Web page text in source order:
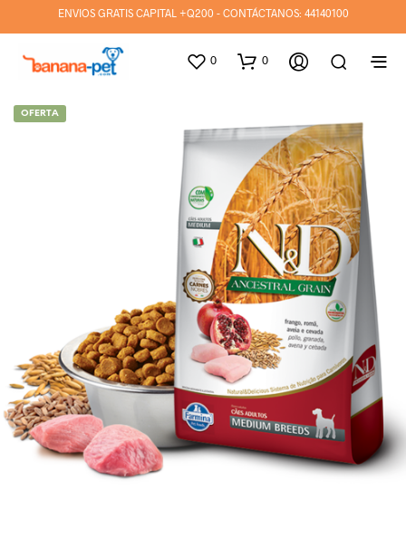
ENVIOS GRATIS CAPITAL +Q200 - CONTÁCTANOS: 44140100
0 0
OFERTA